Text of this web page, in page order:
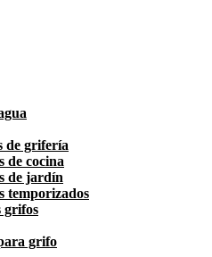
de grifería
de cocina
de jardín
temporizados
grifos
grifo